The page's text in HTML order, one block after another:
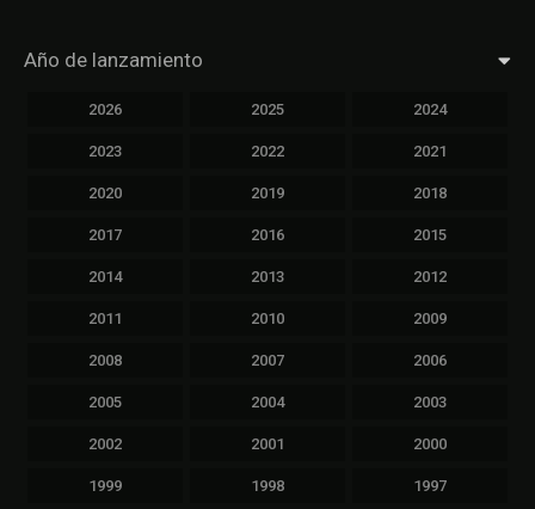
Año de lanzamiento
2026 2025 2024
2023 2022 2021
2020 2019 2018
2017 2016 2015
2014 2013 2012
2011 2010 2009
2008 2007 2006
2005 2004 2003
2002 2001 2000
1999 1998 1997